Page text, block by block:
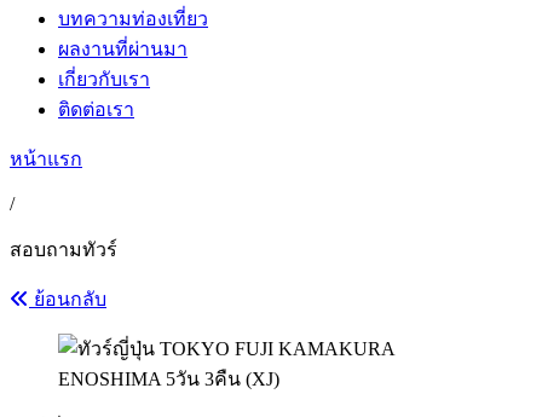
บทความท่องเที่ยว
ผลงานที่ผ่านมา
เกี่ยวกับเรา
ติดต่อเรา
หน้าแรก
/
สอบถามทัวร์
ย้อนกลับ